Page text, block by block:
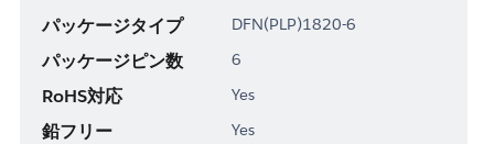
パッケージタイプ DFN(PLP)1820-6
パッケージピン数 6
RoHS対応 Yes
鉛フリー Yes